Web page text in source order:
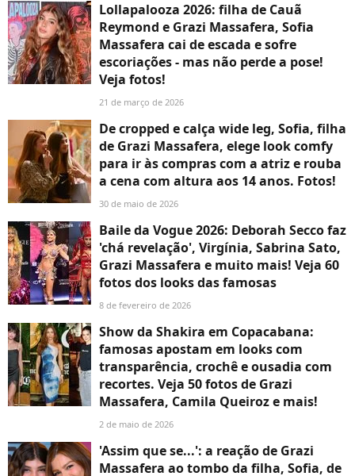
Lollapalooza 2026: filha de Cauã
Reymond e Grazi Massafera, Sofia
Massafera cai de escada e sofre
escoriações - mas não perde a pose!
Veja fotos!
21 de março de 2026
De cropped e calça wide leg, Sofia, filha
de Grazi Massafera, elege look comfy
para ir às compras com a atriz e rouba
a cena com altura aos 14 anos. Fotos!
30 de maio de 2026
Baile da Vogue 2026: Deborah Secco faz
'chá revelação', Virgínia, Sabrina Sato,
Grazi Massafera e muito mais! Veja 60
fotos dos looks das famosas
8 de fevereiro de 2026
Show da Shakira em Copacabana:
famosas apostam em looks com
transparência, crochê e ousadia com
recortes. Veja 50 fotos de Grazi
Massafera, Camila Queiroz e mais!
2 de maio de 2026
'Assim que se...': a reação de Grazi
Massafera ao tombo da filha, Sofia, de